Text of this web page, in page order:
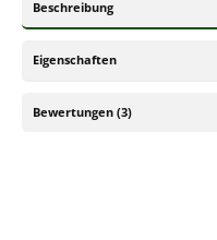
Beschreibung
Eigenschaften
Bewertungen (3)